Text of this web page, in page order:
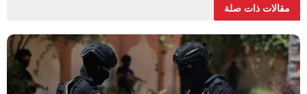
مقالات ذات صلة